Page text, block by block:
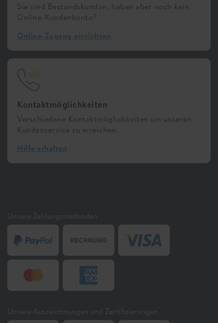
Sie sind Bestandskund:in, haben aber noch kein
Online-Kundenkonto?
Online-Zugang einrichten
Kontaktmöglichkeiten
Verschiedene Kontaktmöglichkeiten um unseren
Kundenservice zu erreichen.
Hilfe erhalten
Unsere Zahlungsmethoden
Unsere Auszeichnungen und Zertifizierungen